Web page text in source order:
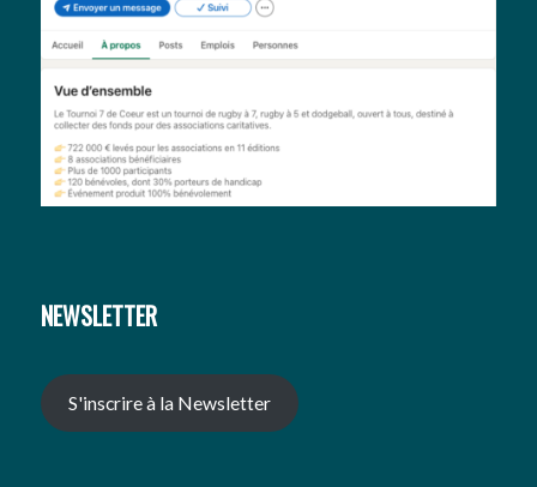
NEWSLETTER
S'inscrire à la Newsletter